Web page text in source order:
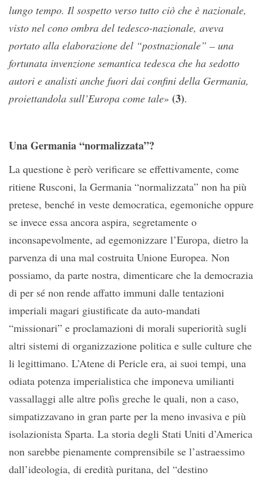
lungo tempo. Il sospetto verso tutto ciò che è nazionale,
visto nel cono ombra del tedesco-nazionale, aveva
portato alla elaborazione del “postnazionale” – una
fortunata invenzione semantica tedesca che ha sedotto
autori e analisti anche fuori dai confini della Germania,
proiettandola sull’Europa come tale» (3).
Una Germania “normalizzata”?
La questione è però verificare se effettivamente, come
ritiene Rusconi, la Germania “normalizzata” non ha più
pretese, benché in veste democratica, egemoniche oppure
se invece essa ancora aspira, segretamente o
inconsapevolmente, ad egemonizzare l’Europa, dietro la
parvenza di una mal costruita Unione Europea. Non
possiamo, da parte nostra, dimenticare che la democrazia
di per sé non rende affatto immuni dalle tentazioni
imperiali magari giustificate da auto-mandati
“missionari” e proclamazioni di morali superiorità sugli
altri sistemi di organizzazione politica e sulle culture che
li legittimano. L’Atene di Pericle era, ai suoi tempi, una
odiata potenza imperialistica che imponeva umilianti
vassallaggi alle altre polìs greche le quali, non a caso,
simpatizzavano in gran parte per la meno invasiva e più
isolazionista Sparta. La storia degli Stati Uniti d’America
non sarebbe pienamente comprensibile se l’astraessimo
dall’ideologia, di eredità puritana, del “destino